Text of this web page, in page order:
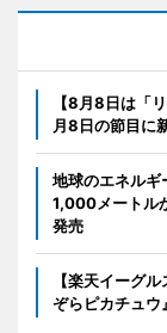
【8月8日は「
月8日の節目に
地球のエネルギ
1,000メートル
発売
【楽天イーグ
ぞらピカチュウ